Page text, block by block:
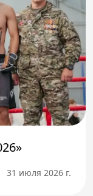
31 июля 2026 г.